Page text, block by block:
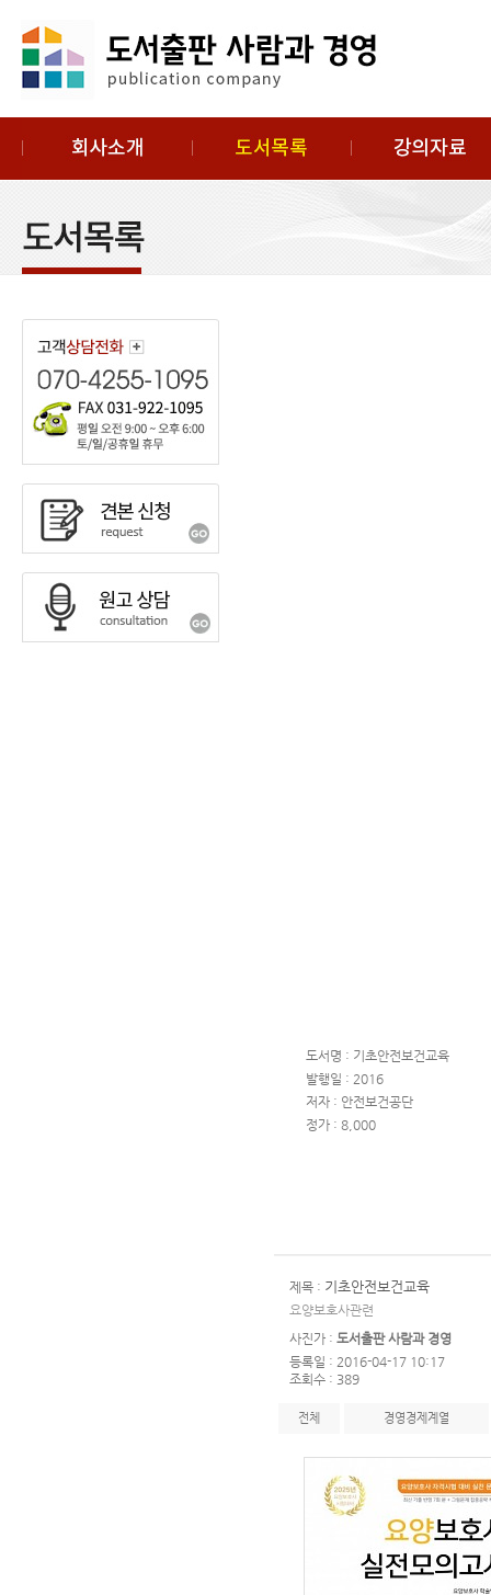
도서명 : 기초안전보건교육
발행일 : 2016
저자 : 안전보건공단
정가 : 8,000
제목 : 기초안전보건교육
요양보호사관련
사진가 : 도서출판 사람과 경영
등록일 : 2016-04-17 10:17
조회수 : 389
전체 경영경제계열